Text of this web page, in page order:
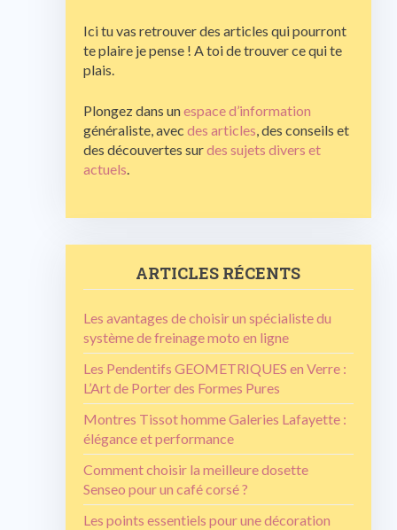
Ici tu vas retrouver des articles qui pourront
te plaire je pense ! A toi de trouver ce qui te
plais.
Plongez dans unespace d’information
généraliste, avec des articles, des conseils et
des découvertes surdes sujets divers et
actuels.
ARTICLES RÉCENTS
Les avantages de choisir un spécialiste du
système de freinage moto en ligne
Les Pendentifs GEOMETRIQUES en Verre :
L’Art de Porter des Formes Pures
Montres Tissot homme Galeries Lafayette :
élégance et performance
Comment choisir la meilleure dosette
Senseo pour un café corsé ?
Les points essentiels pour une décoration